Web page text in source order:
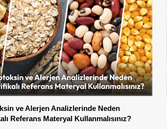
ve Alerjen Analizlerinde Neden
Referans Materyal Kullanmalısınız?